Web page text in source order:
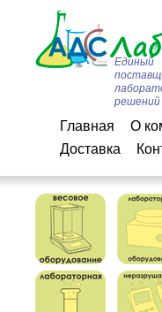
Единый
решений
Главная О
Доставка